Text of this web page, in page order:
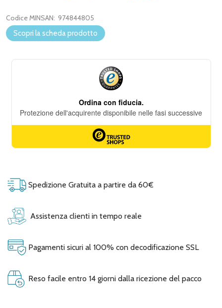
Codice MINSAN: 974844805
Scopri la scheda prodotto
Spedizione Gratuita a partire da 60€
Assistenza clienti in tempo reale
Pagamenti sicuri al 100% con decodificazione SSL
Reso facile entro 14 giorni dalla ricezione del pacco